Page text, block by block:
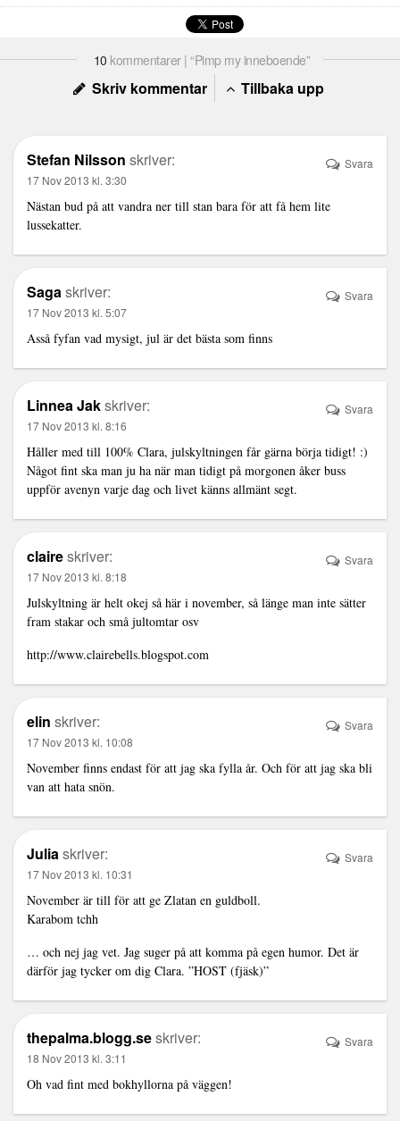
10 kommentarer | “Pimp my inneboende”
Skriv kommentar Tillbaka upp
Stefan Nilsson skriver:
17 Nov 2013 kl. 3:30
Nästan bud på att vandra ner till stan bara för att få hem lite
lussekatter.
Svara
Sagaskriver:
17 Nov 2013 kl. 5:07
Asså fyfan vad mysigt, jul är det bästa som finns
Svara
Linnea Jakskriver:
17 Nov 2013 kl. 8:16
Håller med till 100% Clara, julskyltningen får gärna börja tidigt! :)
Något fint ska man ju ha när man tidigt på morgonen åker buss
uppför avenyn varje dag och livet känns allmänt segt.
Svara
claireskriver:
17 Nov 2013 kl. 8:18
Julskyltning är helt okej så här i november, så länge man inte sätter
fram stakar och små jultomtar osv
http://www.clairebells.blogspot.com
Svara
elin skriver:
17 Nov 2013 kl. 10:08
November finns endast för att jag ska fylla år. Och för att jag ska bli
van att hata snön.
Svara
Juliaskriver:
17 Nov 2013 kl. 10:31
November är till för att ge Zlatan en guldboll.
Karabom tchh
… och nej jag vet. Jag suger på att komma på egen humor. Det är
därför jag tycker om dig Clara. ”HOST (fjäsk)”
Svara
thepalma.blogg.seskriver:
18 Nov 2013 kl. 3:11
Oh vad fint med bokhyllorna på väggen!
Svara